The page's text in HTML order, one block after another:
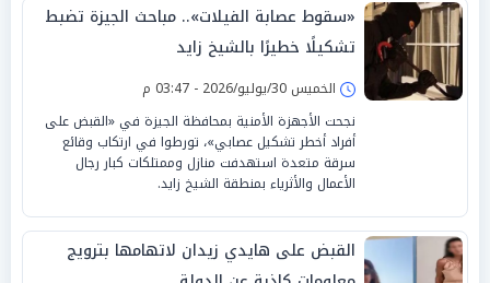
«سقوط عصابة الفيلات».. مباحث الجيزة تضبط
تشكيلًا خطيرًا بالشيخ زايد
الخميس 30/يوليو/2026 - 03:47 م
نجحت الأجهزة الأمنية بمحافظة الجيزة في «القبض على
أفراد أخطر تشكيل عصابي»، تورطوا في ارتكاب وقائع
سرقة متعدة استهدفت منازل وممتلكات كبار رجال
الأعمال والأثرياء بمنطقة الشيخ زايد.
القبض على هايدي زيدان لاتهامها بترويج